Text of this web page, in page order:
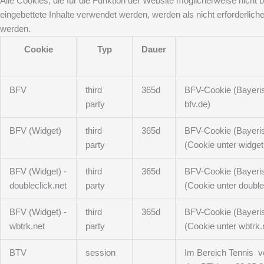
eingebettete Inhalte verwendet werden, werden als nicht
werden.
Cookie Typ Dauer
BFV
third
party
365d
BFV-Cookie
bfv.de)
BFV (Widget)
third
party
365d
BFV-Cookie
(Cookie unter
BFV (Widget) -
doubleclick.net
third
party
365d
BFV-Cookie
(Cookie unter
BFV (Widget) -
wbtrk.net
third
party
365d
BFV-Cookie
(Cookie unter
BTV session
Im Bereich Tennis